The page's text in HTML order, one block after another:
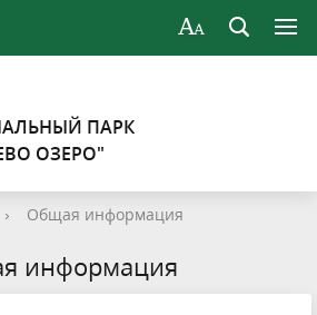
ПАРК
ОЗЕРО"
› Общая информация
информация